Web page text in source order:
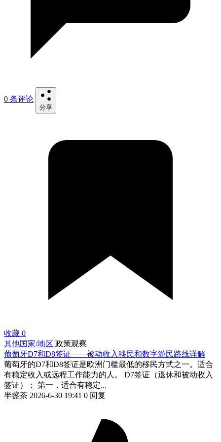
0 条评论
分享
收藏 0
其他国家/地区 政策观察
葡萄牙D7和D8签证——被动收入移民和数字游民路线详解
葡萄牙的D7和D8签证是欧洲门槛最低的移民方式之一。适合
有稳定收入或远程工作能力的人。 D7签证（退休和被动收入
签证）： 第一，适合有稳定...
半盏茶 2026-6-30 19:41 0 回复